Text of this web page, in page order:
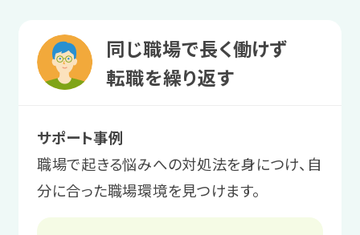
あなたらしく働ける
環境を探す
します。
サポート例
特性を整理して
向いている仕事や働き方を見極めるた
めに、自己分析をします。
サポート例
同じ職場で長く働けず
転職を繰り返す
サポート事例
職場で起きる悩みへの対処法を身につけ、自
分に合った職場環境を見つけます。